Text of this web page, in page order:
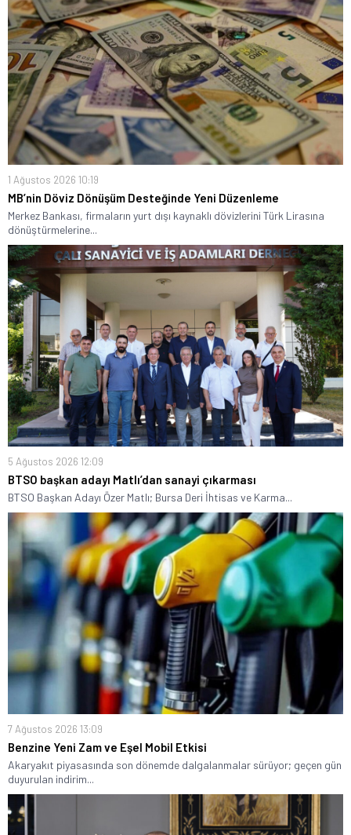
1 Ağustos 2026 10:19
MB’nin Döviz Dönüşüm Desteğinde Yeni Düzenleme
Merkez Bankası, firmaların yurt dışı kaynaklı dövizlerini Türk Lirasına
dönüştürmelerine...
5 Ağustos 2026 12:09
BTSO başkan adayı Matlı’dan sanayi çıkarması
BTSO Başkan Adayı Özer Matlı; Bursa Deri İhtisas ve Karma...
7 Ağustos 2026 13:09
Benzine Yeni Zam ve Eşel Mobil Etkisi
Akaryakıt piyasasında son dönemde dalgalanmalar sürüyor; geçen gün
duyurulan indirim...